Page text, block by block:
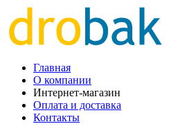
Главная
О компании
Интернет-магазин
Оплата и доставка
Контакты